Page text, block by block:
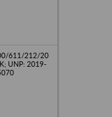
611/212/20
UNP: 2019-